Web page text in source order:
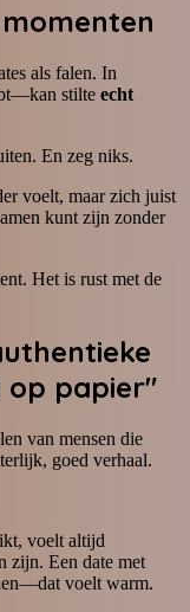
als falen. In
stilte echt
En zeg niks.
voelt, maar zich juist
kunt zijn zonder
Het is rust met de
op papier"
van mensen die
goed verhaal.
voelt altijd
zijn. Een date met
voelt warm.